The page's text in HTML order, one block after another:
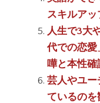
スキルア
人生で3大
代での恋愛
嘩と本性確
芸人やユー
ているのを